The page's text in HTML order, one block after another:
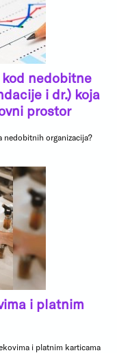
nedobitne
i dr.) koja
prostor
nedobitnih organizacija?
i platnim
i platnim karticama